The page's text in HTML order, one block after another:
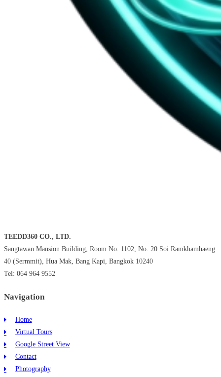
TEEDD360 CO., LTD.
Sangtawan Mansion Building, Room No. 1102, No. 20 Soi Ramkhamhaeng
40 (Sermmit), Hua Mak, Bang Kapi, Bangkok 10240
Tel: 064 964 9552
Navigation
Home
Virtual Tours
Google Street View
Contact
Photography